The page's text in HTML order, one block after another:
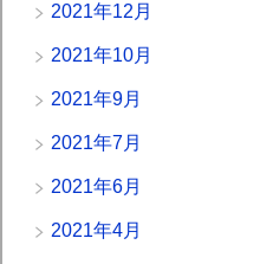
2021年12月
2021年10月
2021年9月
2021年7月
2021年6月
2021年4月